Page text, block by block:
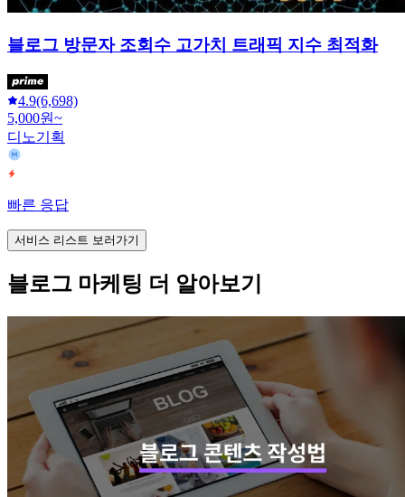
블로그 방문자 조회수 고가치 트래픽 지수 최적화
4.9(6,698)
5,000원~
디노기획
빠른 응답
서비스 리스트 보러가기
블로그 마케팅 더 알아보기